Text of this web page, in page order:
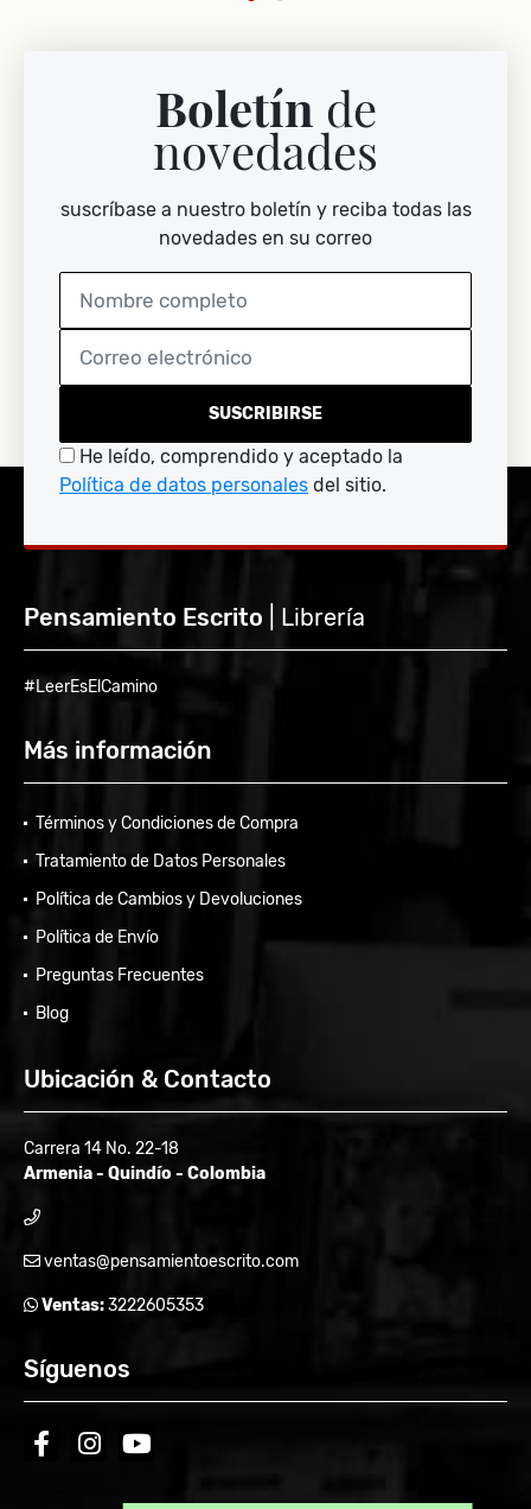
Boletín de
novedades
suscríbase a nuestro boletín y reciba todas las
novedades en su correo
SUSCRIBIRSE
He leído, comprendido y aceptado la
Política de datos personales del sitio.
Pensamiento Escrito | Librería
#LeerEsElCamino
Más información
Términos y Condiciones de Compra
Tratamiento de Datos Personales
Política de Cambios y Devoluciones
Política de Envío
Preguntas Frecuentes
Blog
Ubicación & Contacto
Carrera 14 No. 22-18
Armenia - Quindío - Colombia
ventas@pensamientoescrito.com
Ventas:3222605353
Síguenos
facebookinstagramyoutube